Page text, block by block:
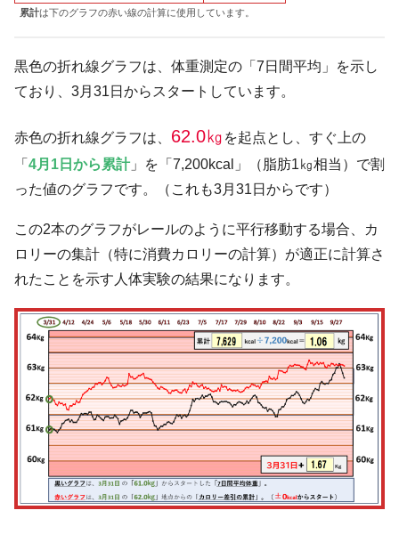
累計は下のグラフの赤い線の計算に使用しています。
黒色の折れ線グラフは、体重測定の「7日間平均」を示し
ており、3月31日からスタートしています。
赤色の折れ線グラフは、 62.0㎏ を起点とし、すぐ上の
「 4月1日から累計」を「7,200kcal」（脂肪1㎏相当）で割
った値のグラフです。（これも3月31日からです）
この2本のグラフがレールのように平行移動する場合、カ
ロリーの集計（特に消費カロリーの計算）が適正に計算さ
れたことを示す人体実験の結果になります。